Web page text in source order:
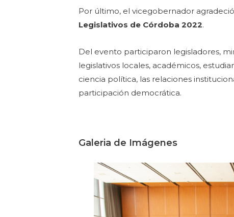
Por último, el vicegobernador
Legislativos de Córdoba 2022.
Del evento participaron legisladores,
legislativos locales, académicos,
ciencia política, las relaciones
participación democrática.
Galeria de Imágenes